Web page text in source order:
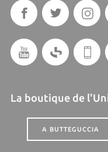
La boutique de
A BUTTEGUCCIA